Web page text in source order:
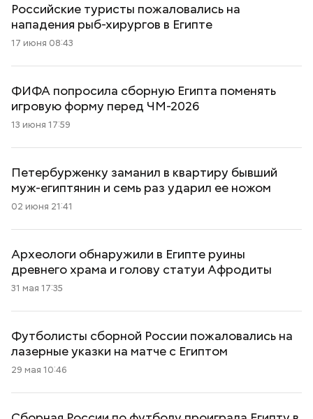
Российские туристы пожаловались на
нападения рыб-хирургов в Египте
17 июня 08:43
ФИФА попросила сборную Египта поменять
игровую форму перед ЧМ-2026
13 июня 17:59
Петербурженку заманил в квартиру бывший
муж-египтянин и семь раз ударил ее ножом
02 июня 21:41
Археологи обнаружили в Египте руины
древнего храма и голову статуи Афродиты
31 мая 17:35
Футболисты сборной России пожаловались на
лазерные указки на матче с Египтом
29 мая 10:46